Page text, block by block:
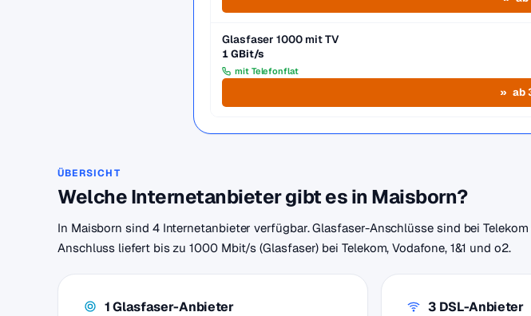
Glasfaser 1000 mit TV
1 GBit/s
mit Telefonflat
ab
ÜBERSICHT
Welche Internetanbieter gibt es in Maisborn?
In Maisborn sind 4 Internetanbieter verfügbar. Glasfaser-Anschlüsse sind bei
Anschluss liefert bis zu 1000 Mbit/s (Glasfaser) bei Telekom, Vodafone, 1&1 und o2.
1 Glasfaser-Anbieter 3 DSL-Anbieter